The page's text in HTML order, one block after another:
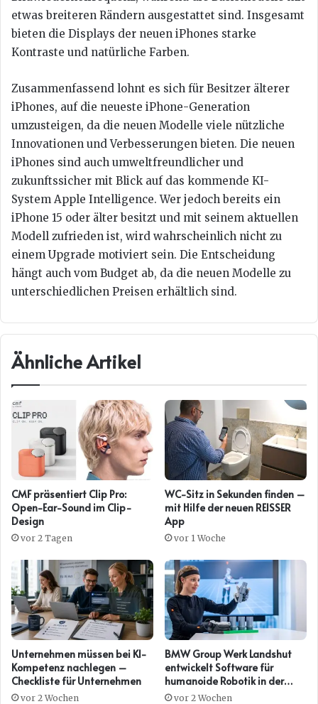
etwas breiteren Rändern ausgestattet sind. Insgesamt
bieten die Displays der neuen iPhones starke
Kontraste und natürliche Farben.
Zusammenfassend lohnt es sich für Besitzer älterer
iPhones, auf die neueste iPhone-Generation
umzusteigen, da die neuen Modelle viele nützliche
Innovationen und Verbesserungen bieten. Die neuen
iPhones sind auch umweltfreundlicher und
zukunftssicher mit Blick auf das kommende KI-
System Apple Intelligence. Wer jedoch bereits ein
iPhone 15 oder älter besitzt und mit seinem aktuellen
Modell zufrieden ist, wird wahrscheinlich nicht zu
einem Upgrade motiviert sein. Die Entscheidung
hängt auch vom Budget ab, da die neuen Modelle zu
unterschiedlichen Preisen erhältlich sind.
Ähnliche Artikel
CMF präsentiert Clip Pro:
Open-Ear-Sound im Clip-
Design
vor 2 Tagen
WC-Sitz in Sekunden finden –
mit Hilfe der neuen REISSER
App
vor 1 Woche
Unternehmen müssen bei KI-
Kompetenz nachlegen –
Checkliste für Unternehmen
vor 2 Wochen
BMW Group Werk Landshut
entwickelt Software für
humanoide Robotik in der
Komponentenfertigung.
vor 2 Wochen